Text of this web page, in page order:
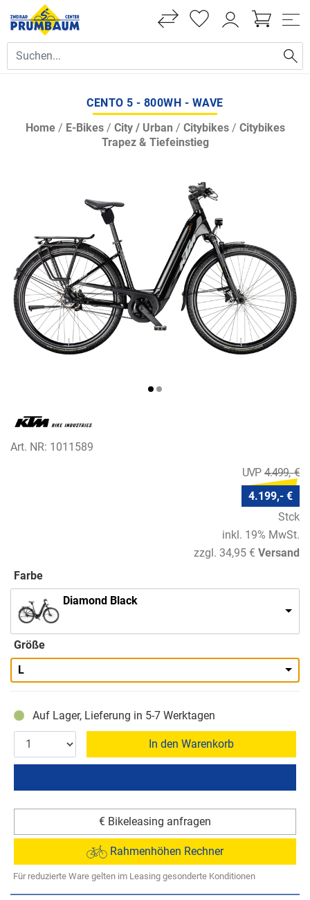
CENTO 5 - 800WH - WAVE
Home/ E-Bikes/ City / Urban / Citybikes/ Citybikes
Trapez & Tiefeinstieg
Art. NR: 1011589
4.499,- €
4.199,- €
Stck
inkl. 19% MwSt.
zzgl. 34,95 € Versand
Farbe
Diamond Black
Größe
L
Auf Lager, Lieferung in 5-7 Werktagen
In den Warenkorb
€ Bikeleasing anfragen
Rahmenhöhen Rechner
Für reduzierte Ware gelten im Leasing gesonderte Konditionen